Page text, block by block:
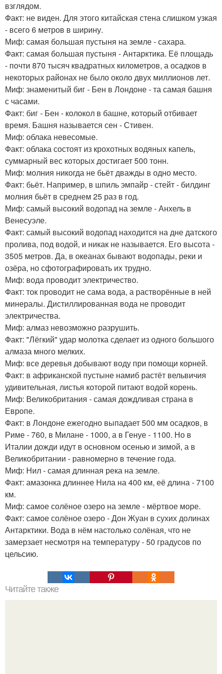
взглядом.
Факт: не виден. Для этого китайская стена слишком узкая
- всего 6 метров в ширину.
Миф: самая большая пустыня на земле - сахара.
Факт: самая большая пустыня - Антарктика. Её площадь
- почти 870 тысяч квадратных километров, а осадков в
некоторых районах не было около двух миллионов лет.
Миф: знаменитый биг - Бен в Лондоне - та самая башня
с часами.
Факт: биг - Бен - колокол в башне, который отбивает
время. Башня называется сен - Стивен.
Миф: облака невесомые.
Факт: облака состоят из крохотных водяных капель,
суммарный вес которых достигает 500 тонн.
Миф: молния никогда не бьёт дважды в одно место.
Факт: бьёт. Например, в шпиль эмпайр - стейт - билдинг
молния бьёт в среднем 25 раз в год.
Миф: самый высокий водопад на земле - Анхель в
Венесуэле.
Факт: самый высокий водопад находится на дне датского
пролива, под водой, и никак не называется. Его высота -
3505 метров. Да, в океанах бывают водопады, реки и
озёра, но сфотографировать их трудно.
Миф: вода проводит электричество.
Факт: ток проводит не сама вода, а растворённые в ней
минералы. Дистиллированная вода не проводит
электричества.
Миф: алмаз невозможно разрушить.
Факт: "Лёгкий" удар молотка сделает из одного большого
алмаза много мелких.
Миф: все деревья добывают воду при помощи корней.
Факт: в африканской пустыне намиб растёт вельвичия
удивительная, листья которой питают водой корень.
Миф: Великобритания - самая дождливая страна в
Европе.
Факт: в Лондоне ежегодно выпадает 500 мм осадков, в
Риме - 760, в Милане - 1000, а в Генуе - 1100. Но в
Италии дожди идут в основном осенью и зимой, а в
Великобритании - равномерно в течение года.
Миф: Нил - самая длинная река на земле.
Факт: амазонка длиннее Нила на 400 км, её длина - 7100
км.
Миф: самое солёное озеро на земле - мёртвое море.
Факт: самое солёное озеро - Дон Жуан в сухих долинах
Антарктики. Вода в нём настолько солёная, что не
замерзает несмотря на температуру - 50 градусов по
цельсию.
Читайте также